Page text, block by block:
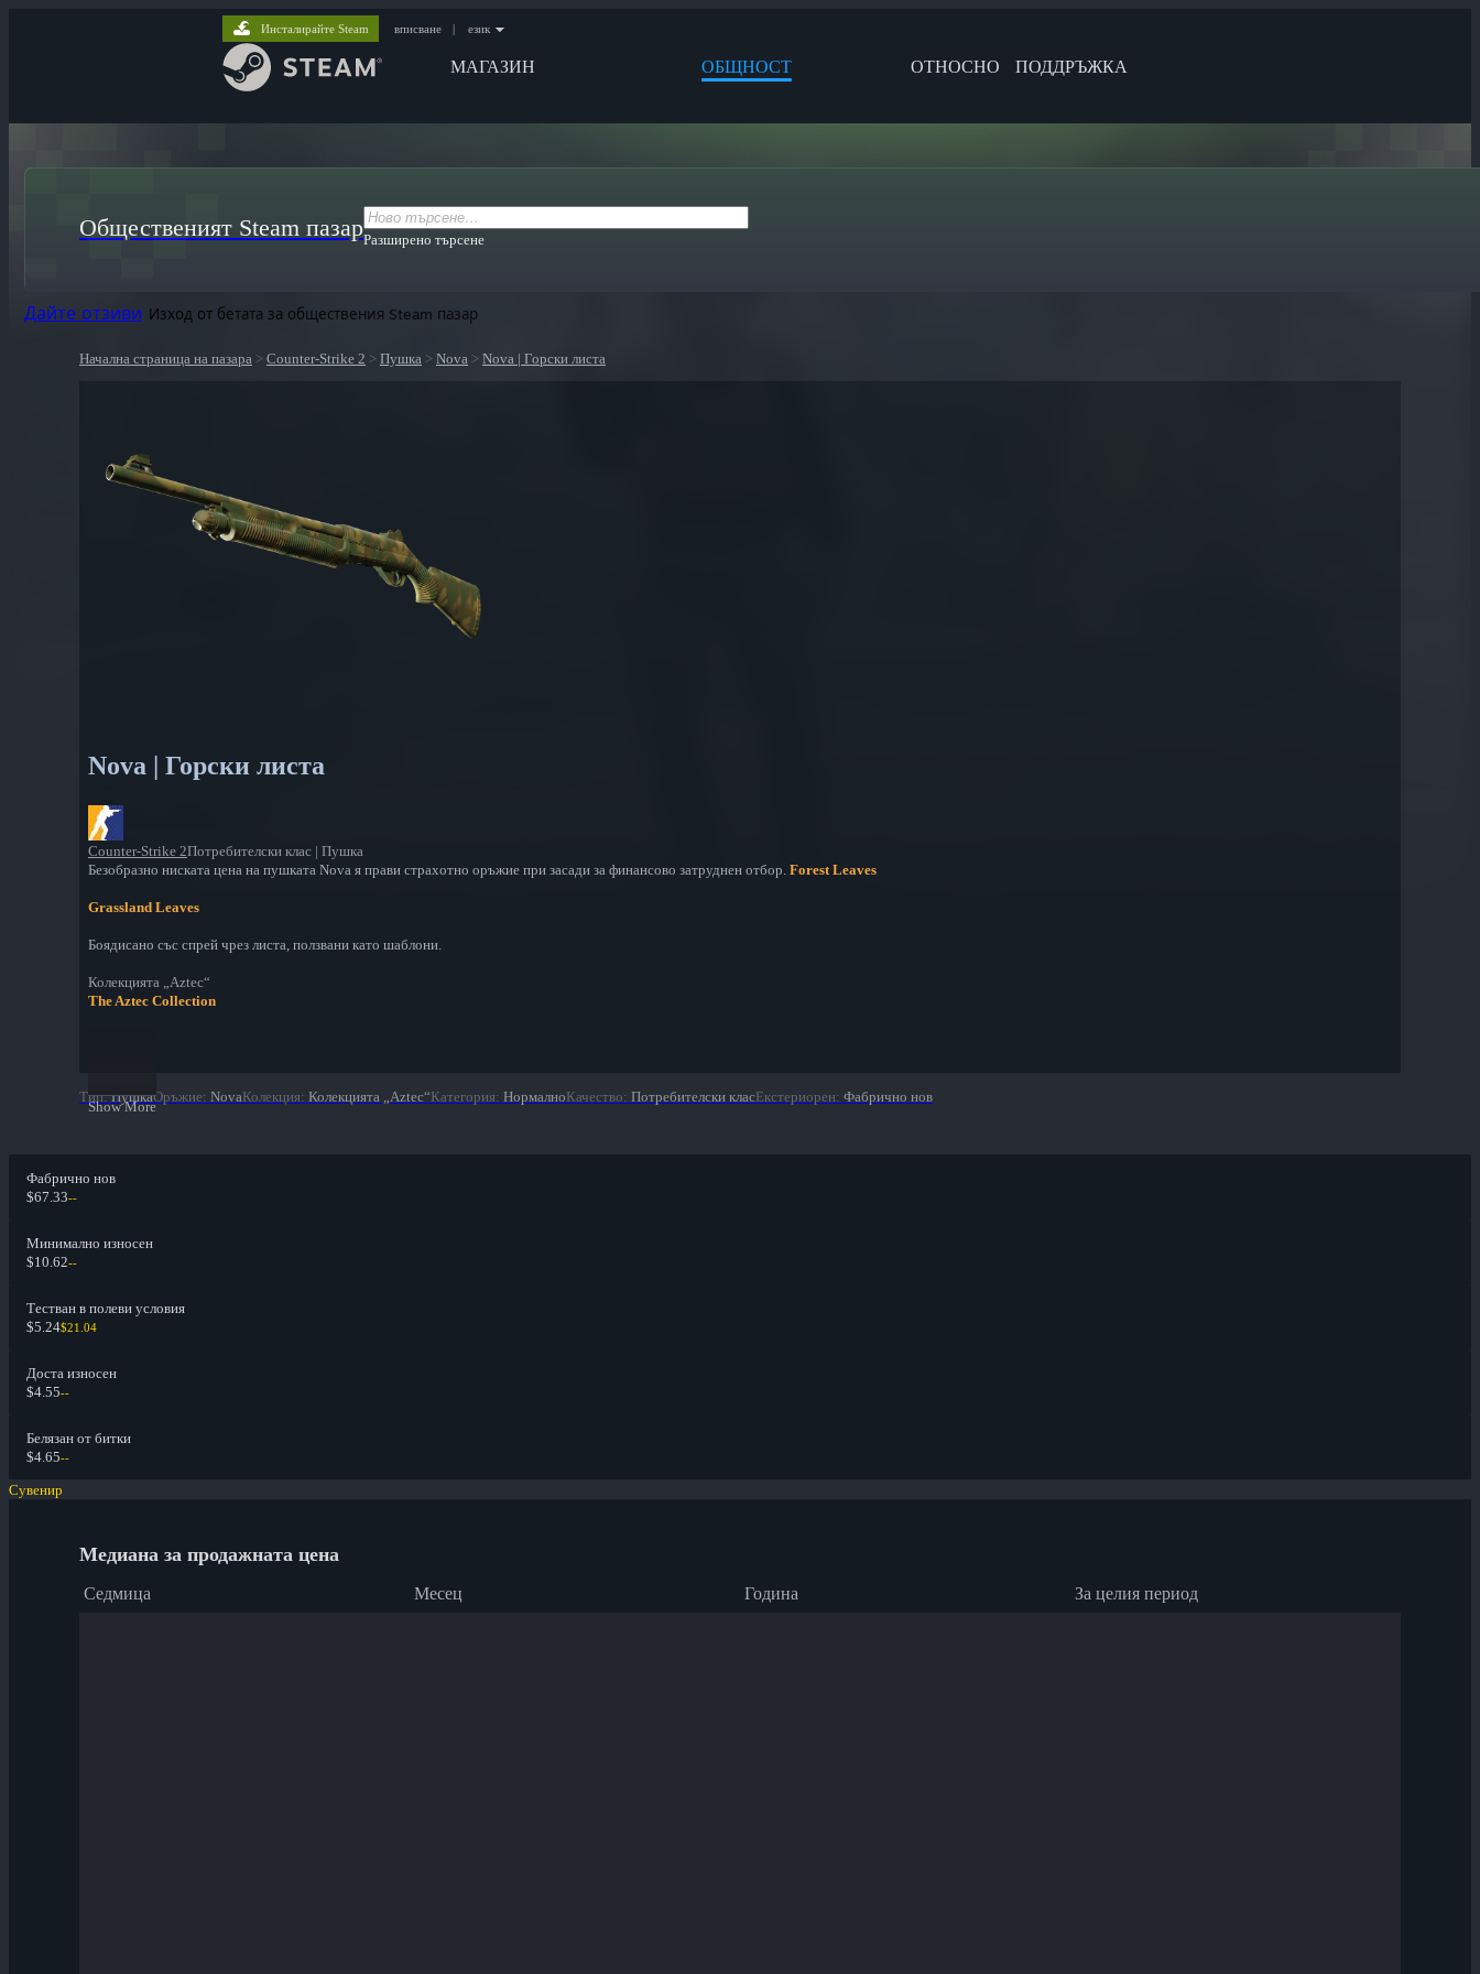
МАГАЗИН ОБЩНОСТ ОТНОСНО ПОДДРЪЖКА
Инсталирайте Steam вписване | език
Общественият Steam пазарРазширено търсене
Дайте отзиви Изход от бетата за обществения Steam пазар
Начална страница на пазара > Counter-Strike 2 > Пушка > Nova > Nova | Горски листа
Nova | Горски листа
Counter-Strike 2Потребителски клас | Пушка
Безобразно ниската цена на пушката Nova я прави страхотно оръжие при засади за финансово затруднен отбор. Forest Leaves
Grassland Leaves
Боядисано със спрей чрез листа, ползвани като шаблони.
Колекцията „Aztec“
The Aztec Collection
Show More
Тип: ПушкаОръжие: NovaКолекция: Колекцията „Aztec“Категория: НормалноКачество: Потребителски класЕкстериорен: Фабрично нов
Фабрично нов
$67.33--
Минимално износен
$10.62--
Тестван в полеви условия
$5.24$21.04
Доста износен
$4.55--
Белязан от битки
$4.65--
Сувенир
Медиана за продажната цена
Седмица Месец Година За целия период